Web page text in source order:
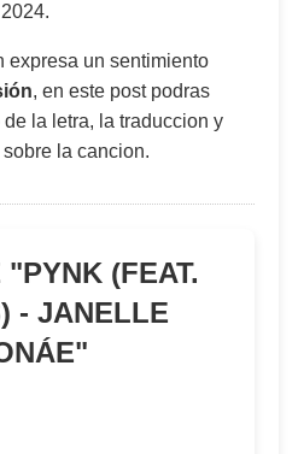
.
expresa un sentimiento
, en este post podras
la letra, la traduccion y
la cancion.
"PYNK (FEAT.
- JANELLE
"